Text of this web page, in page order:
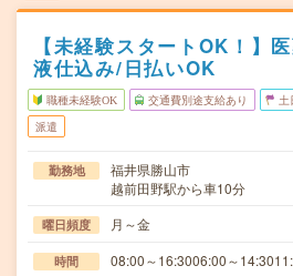
【未経験スタートOK！】
液仕込み/日払いOK
職種未経験OK 交通費別途支給あり 土
派遣
勤務地
福井県勝山市
越前田野駅から車10分
曜日頻度 月～金
時間 08:00～16:3006:00～